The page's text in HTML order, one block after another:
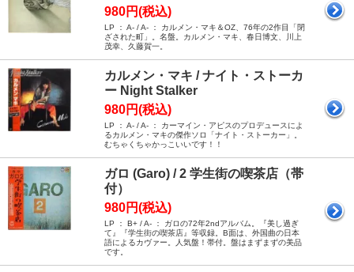
980円(税込)
LP ： A- / A- ： カルメン・マキ＆OZ、76年の2作目「閉
ざされた町」。名盤。カルメン・マキ、春日博文、川上
茂幸、久藤賀一。
カルメン・マキ / ナイト・ストーカ
ー Night Stalker
980円(税込)
LP ： A- / A- ： カーマイン・アピスのプロデュースによ
るカルメン・マキの傑作ソロ「ナイト・ストーカー」。
むちゃくちゃかっこいいです！！
ガロ (Garo) / 2 学生街の喫茶店（帯
付）
980円(税込)
LP ： B+ / A- ： ガロの72年2ndアルバム。『美し過ぎ
て』『学生街の喫茶店』等収録。B面は、外国曲の日本
語によるカヴァー。人気盤！帯付。盤はまずまずの美品
です。